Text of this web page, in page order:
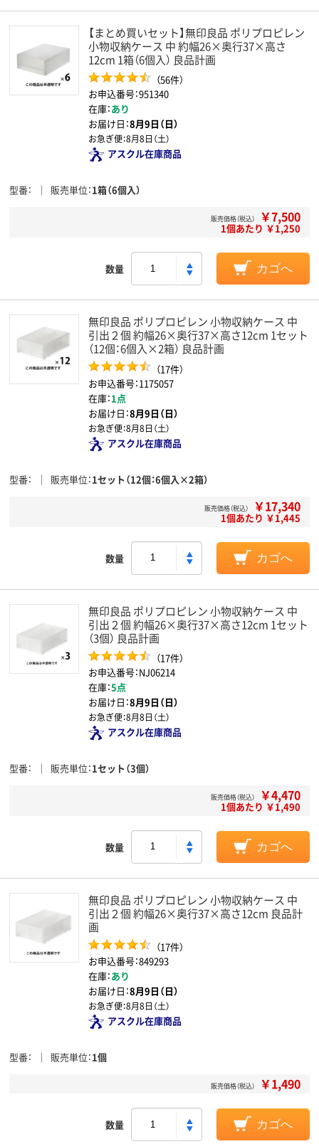
【まとめ買いセット】無印良品 ポリプロピレン
小物収納ケース 中 約幅26×奥行37×高さ
12cm 1箱（6個入） 良品計画
（56件）
お申込番号：951340
在庫：あり
お届け日：8月9日（日）
お急ぎ便：8月8日（土）
アスクル在庫商品
型番 販売単位 1箱（6個入）
販売価格（税込） ￥7,500
1個あたり ￥1,250
数量 カゴへ
無印良品 ポリプロピレン 小物収納ケース 中
引出２個 約幅26×奥行37×高さ12cm 1セット
（12個：6個入×2箱） 良品計画
（17件）
お申込番号：1175057
在庫：1点
お届け日：8月9日（日）
お急ぎ便：8月8日（土）
アスクル在庫商品
型番 販売単位 1セット（12個：6個入×2箱）
販売価格（税込） ￥17,340
1個あたり ￥1,445
数量 カゴへ
無印良品 ポリプロピレン 小物収納ケース 中
引出２個 約幅26×奥行37×高さ12cm 1セット
（3個） 良品計画
（17件）
お申込番号：NJ06214
在庫：5点
お届け日：8月9日（日）
お急ぎ便：8月8日（土）
アスクル在庫商品
型番 販売単位 1セット（3個）
販売価格（税込） ￥4,470
1個あたり ￥1,490
数量 カゴへ
無印良品 ポリプロピレン 小物収納ケース 中
引出２個 約幅26×奥行37×高さ12cm 良品計
画
（17件）
お申込番号：849293
在庫：あり
お届け日：8月9日（日）
お急ぎ便：8月8日（土）
アスクル在庫商品
型番 販売単位 1個
販売価格（税込） ￥1,490
数量 カゴへ